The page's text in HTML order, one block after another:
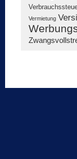
Vermietung